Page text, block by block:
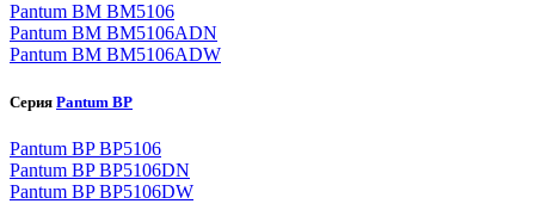
Pantum BM BM5106
Pantum BM BM5106ADN
Pantum BM BM5106ADW
Серия Pantum BP
Pantum BP BP5106
Pantum BP BP5106DN
Pantum BP BP5106DW